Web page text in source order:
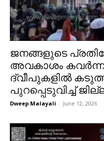
ജനങ്ങളുടെ
അവകാശം
ദ്വീപുകളിൽ
പുറപ്പെടുവിച്ച്
Dweep Malayali - June 12, 2026